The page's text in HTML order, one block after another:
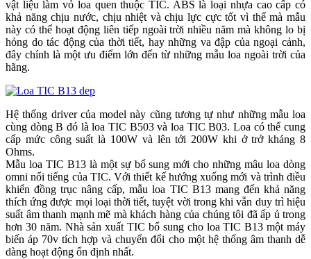
vật liệu làm vỏ loa quen thuộc TIC. ABS là loại nhựa cao cấp có
khả năng chịu nước, chịu nhiệt và chịu lực cực tốt vì thế mà mẫu
này có thể hoạt động liên tiếp ngoài trời nhiều năm mà không lo bị
hỏng do tác động của thời tiết, hay những va đập của ngoại cảnh,
đây chính là một ưu điểm lớn đến từ những mẫu loa ngoài trời của
hãng.
Hệ thống driver của model này cũng tương tự như những mẫu loa
cùng dòng B đó là loa TIC B503 và loa TIC B03. Loa có thể cung
cấp mức công suất là 100W và lên tới 200W khi ở trở kháng 8
Ohms.
Mẫu loa TIC B13 là một sự bổ sung mới cho những mâu loa dòng
omni nổi tiếng của TIC. Với thiết kế hướng xuống mới và trình điều
khiển đồng trục nâng cấp, mẫu loa TIC B13 mang đến khả năng
thích ứng được mọi loại thời tiết, tuyệt vời trong khi vẫn duy trì hiệu
suất âm thanh mạnh mẽ mà khách hàng của chúng tôi đã ấp ủ trong
hơn 30 năm. Nhà sản xuất TIC bổ sung cho loa TIC B13 một máy
biến áp 70v tích hợp và chuyển đổi cho một hệ thống âm thanh dễ
dàng hoạt động ổn định nhất.